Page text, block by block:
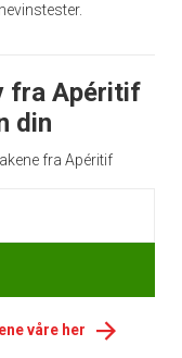
fra Apéritif
din
fra Apéritif
våre her